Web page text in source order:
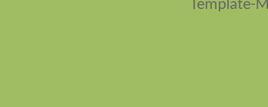
Template-